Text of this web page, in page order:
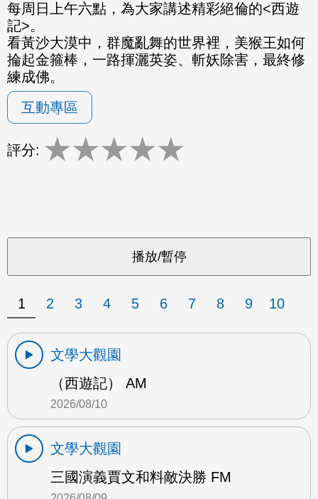
每周日上午六點，為大家講述精彩絕倫的<西遊
記>。
看黃沙大漠中，群魔亂舞的世界裡，美猴王如何
掄起金箍棒，一路揮灑英姿、斬妖除害，最終修
練成佛。
互動專區
評分: ★★★★★
1 2 3 4 5 6 7 8 9 10
文學大觀園
（西遊記） AM
2026/08/10
文學大觀園
三國演義賈文和料敵決勝 FM